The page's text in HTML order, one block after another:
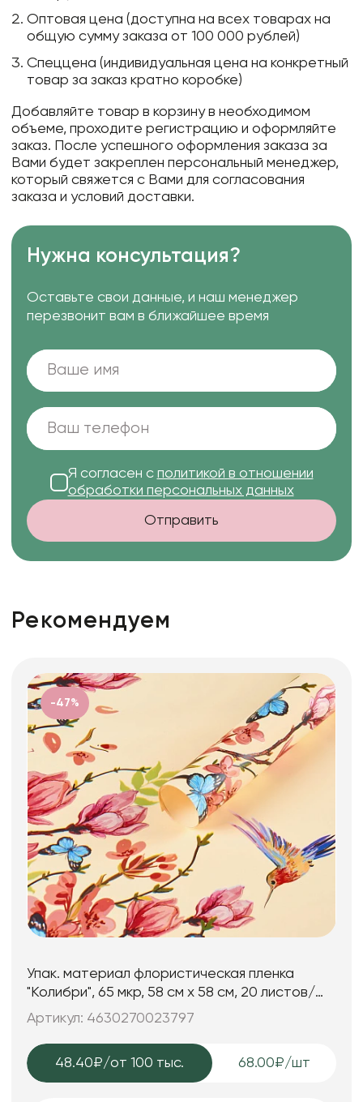
Оптовая цена (доступна на всех товарах на
общую сумму заказа от 100 000 рублей)
Спеццена (индивидуальная цена на конкретный
товар за заказ кратно коробке)
Добавляйте товар в корзину в необходимом
объеме, проходите регистрацию и оформляйте
заказ. После успешного оформления заказа за
Вами будет закреплен персональный менеджер,
который свяжется с Вами для согласования
заказа и условий доставки.
Нужна консультация?
Оставьте свои данные, и наш менеджер
перезвонит вам в ближайшее время
Я согласен с политикой в отношении
обработки персональных данных
Отправить
Рекомендуем
-47%
Упак. материал флористическая пленка
"Колибри", 65 мкр, 58 см х 58 cм, 20 листов/
упак., шампань
Артикул: 4630270023797
48.40₽/от 100 тыс. 68.00₽/шт